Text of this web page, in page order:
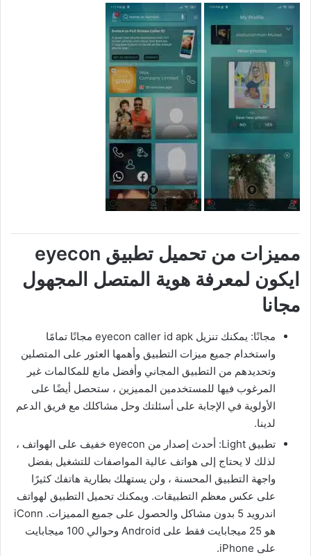
مميزات من تحميل تطبيق eyecon
ايكون لمعرفة هوية المتصل المجهول
مجانا
مجانًا: يمكنك تنزيل eyecon caller id apk مجانًا تمامًا
واستخدام جميع ميزات التطبيق وأهمها العثور على المتصلين
وتحديدهم من التطبيق المجاني وأفضل مانع للمكالمات غير
المرغوب فيها للمستخدمين المميزين ، ستحصل أيضًا على
الأولوية في الإجابة على أسئلتك وحل مشاكلك مع فريق الدعم
لدينا.
تطبيق Light: أحدث إصدار من eyecon خفيف على الهواتف ،
لذلك لا يحتاج إلى هواتف عالية المواصفات للتشغيل بفضل
واجهة التطبيق المحسنة ، ولن يستهلك بطارية هاتفك كثيرًا
على عكس معظم التطبيقات. ويمكنك تحميل التطبيق لهواتف
اندرويد 5 بدون مشاكل والحصول على جميع المميزات. iConn
هو 25 ميجابايت فقط على Android وحوالي 100 ميجابايت
على iPhone.